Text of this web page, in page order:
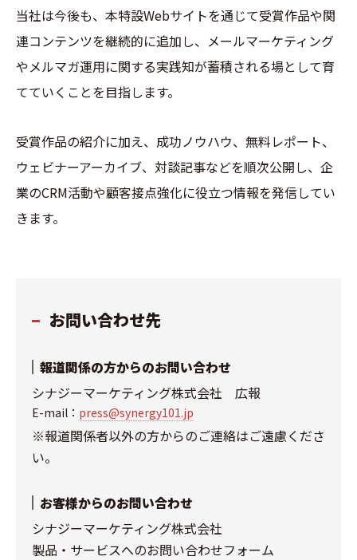
当社は今後も、本特設Webサイトを通じて受賞作品や関
連コンテンツを継続的に追加し、メールマーケティング
やメルマガ運用に関する実践知が蓄積される場として育
てていくことを目指します。
受賞作品の紹介に加え、成功ノウハウ、無料レポート、
ウェビナーアーカイブ、対談記事などを順次公開し、企
業のCRM活動や顧客接点強化に役立つ情報を発信してい
きます。
お問い合わせ先
報道関係の方からのお問い合わせ
シナジーマーケティング株式会社 広報
E-mail： press@synergy101.jp
※報道関係者以外の方からのご連絡はご遠慮くださ
い。
お客様からのお問い合わせ
シナジーマーケティング株式会社
製品・サービスへのお問い合わせフォーム